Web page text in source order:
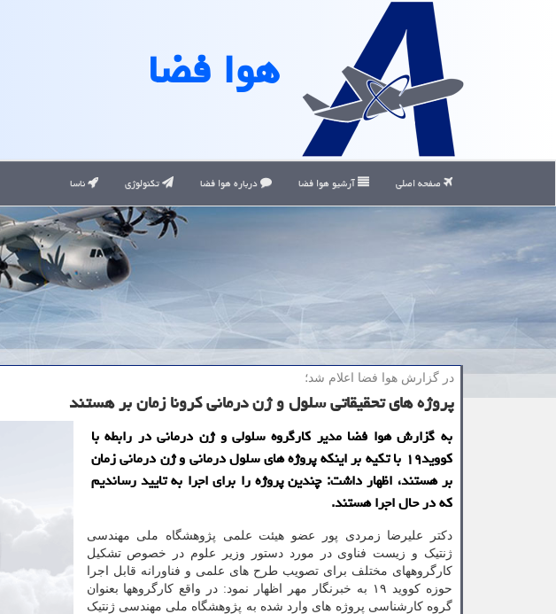
هوا فضا
صفحه اصلی آرشیو هوا فضا درباره هوا فضا تکنولوژی ناسا
در گزارش هوا فضا اعلام شد؛
پروژه های تحقیقاتی سلول و ژن درمانی كرونا زمان بر هستند
به گزارش هوا فضا مدیر كارگروه سلولی و ژن درمانی در رابطه با
كووید۱۹ با تكیه بر اینكه پروژه های سلول درمانی و ژن درمانی زمان
بر هستند، اظهار داشت: چندین پروژه را برای اجرا به تایید رساندیم
كه در حال اجرا هستند.
دکتر علیرضا زمردی پور عضو هیئت علمی پژوهشگاه ملی مهندسی
ژنتیک و زیست فناوی در مورد دستور وزیر علوم در خصوص تشکیل
کارگروههای مختلف برای تصویب طرح های علمی و فناورانه قابل اجرا
حوزه کووید ۱۹ به خبرنگار مهر اظهار نمود: در واقع کارگروهها بعنوان
گروه کارشناسی پروژه های وارد شده به پژوهشگاه ملی مهندسی ژنتیک